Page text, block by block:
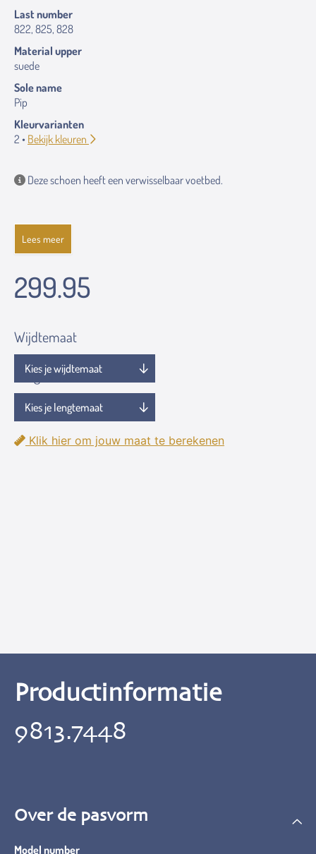
Last number
822, 825, 828
Material upper
suede
Sole name
Pip
Kleurvarianten
2 • Bekijk kleuren
Deze schoen heeft een verwisselbaar voetbed.
Lees meer
299.95
Wijdtemaat
Lengtemaat
Klik hier om jouw maat te berekenen
Productinformatie
9813.7448
Over de pasvorm
Model number